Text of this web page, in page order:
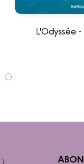
L'Odyssée